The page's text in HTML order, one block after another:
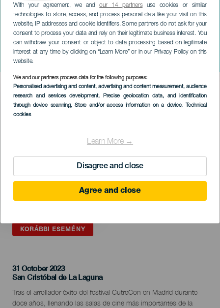
With your agreement, we andour 14 partnersuse cookies or similar
technologies to store, access, and process personal data like your visit on this
website, IP addresses and cookie identifiers. Some partners do not ask for your
consent to process your data and rely on their legitimate business interest. You
can withdraw your consent or object to data processing based on legitimate
interest at any time by clicking on “Learn More” or in our Privacy Policy on this
website.
We and our partners process data for the following purposes:
Personalised advertising and content, advertising and content measurement, audience
research and services development, Precise geolocation data, and identification
through device scanning, Store and/or access information on a device, Technical
cookies
Learn More →
Disagree and close
Agree and close
CutreCon on Tour 2023.
Especial Halloween
TENERIFE
Imagen
Listado
KORÁBBI ESEMÉNY
31 October 2023
Localidad
San Cristóbal de La Laguna
Descripción
del
Tras el arrollador éxito del festival CutreCon en Madrid durante
doce años, llenando las salas de cine más importantes de la